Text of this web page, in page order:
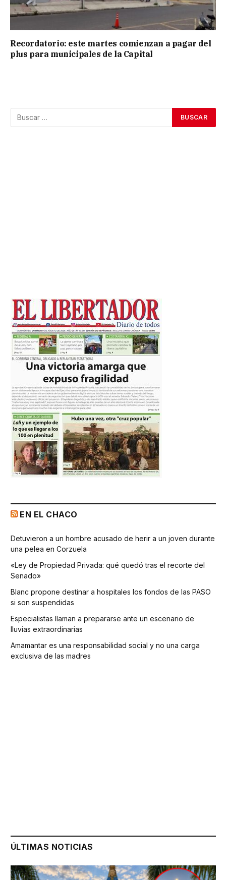
Recordatorio: este martes comienzan a pagar del
plus para municipales de la Capital
EN EL CHACO
Detuvieron a un hombre acusado de herir a un joven durante
una pelea en Corzuela
«Ley de Propiedad Privada: qué quedó tras el recorte del
Senado»
Blanc propone destinar a hospitales los fondos de las PASO
si son suspendidas
Especialistas llaman a prepararse ante un escenario de
lluvias extraordinarias
Amamantar es una responsabilidad social y no una carga
exclusiva de las madres
ÚLTIMAS NOTICIAS